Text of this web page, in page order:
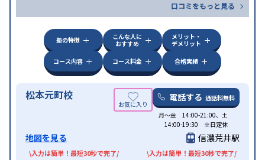
口コミをもっと見る
塾の特徴
こんな人に
おすすめ
メリット・
デメリット
コース内容
コース料金 合格実績
松本元町校 電話する 通話料無料
月〜金 14:00-21:00、土
14:00-19:30 ※日定休
地図を見る 信濃荒井駅
\入力は簡単！最短30秒で完了/ \入力は簡単！最短30秒で完了/